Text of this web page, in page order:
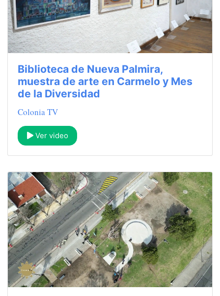
Biblioteca de Nueva Palmira,
muestra de arte en Carmelo y Mes
de la Diversidad
Colonia TV
Ver video